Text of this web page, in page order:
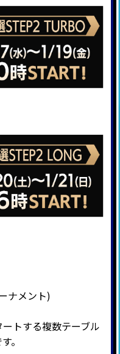
ナメント)
トする複数テーブル
。